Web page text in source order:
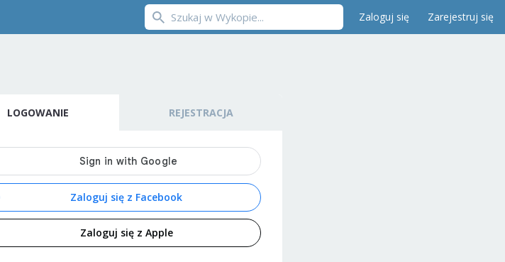
Zaloguj się Zarejestruj się
LOGOWANIE REJESTRACJA
Zaloguj się z Facebook
Zaloguj się z Apple